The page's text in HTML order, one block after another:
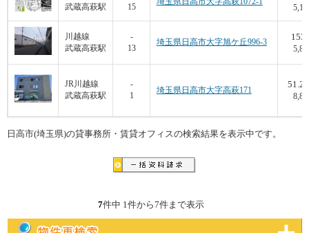
武蔵高萩駅
15
埼玉県日高市大字高萩1072-1
川越線
武蔵高萩駅
-
13
埼玉県日高市大字旭ケ丘996-3
153
JR川越線
武蔵高萩駅
-
1
埼玉県日高市大字高萩171
51.24
日高市(埼玉県)の貸事務所・賃貸オフィスの検索結果を表示中です。
7件中 1件から7件まで表示